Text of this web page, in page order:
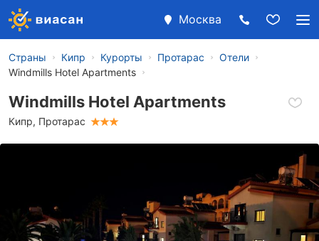
Москва
Страны Кипр Курорты Протарас
Отели
Windmills Hotel Apartments
Windmills Hotel Apartments
Кипр, Протарас